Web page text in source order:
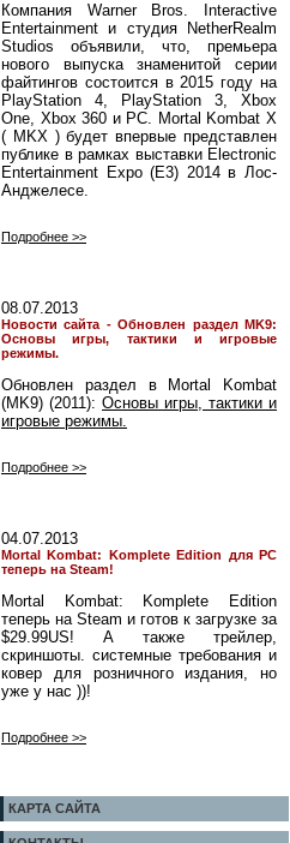
Компания Warner Bros. Interactive
Entertainment и студия NetherRealm
Studios объявили, что, премьера
нового выпуска знаменитой серии
файтингов состоится в 2015 году на
PlayStation 4, PlayStation 3, Xbox
One, Xbox 360 и PC. Mortal Kombat X
( MKX ) будет впервые представлен
публике в рамках выставки Electronic
Entertainment Expo (E3) 2014 в Лос-
Анджелесе.
Подробнее >>
08.07.2013
Новости сайта - Обновлен раздел MK9:
Основы игры, тактики и игровые
режимы.
Обновлен раздел в Mortal Kombat
(MK9) (2011): Основы игры, тактики и
игровые режимы.
Подробнее >>
04.07.2013
Mortal Kombat: Komplete Edition для PC
теперь на Steam!
Mortal Kombat: Komplete Edition
теперь на Steam и готов к загрузке за
$29.99US! А также трейлер,
скриншоты. системные требования и
ковер для розничного издания, но
уже у нас ))!
Подробнее >>
КАРТА САЙТА